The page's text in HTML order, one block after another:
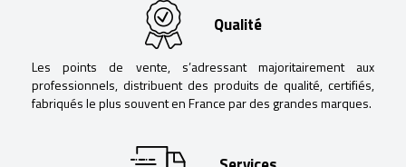
Qualité
Les points de vente, s’adressant majoritairement aux
professionnels, distribuent des produits de qualité, certifiés,
fabriqués le plus souvent en France par des grandes marques.